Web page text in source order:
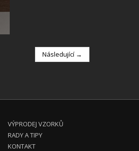
Následující →
VÝPRODEJ VZORKŮ
RADY A TIPY
KONTAKT